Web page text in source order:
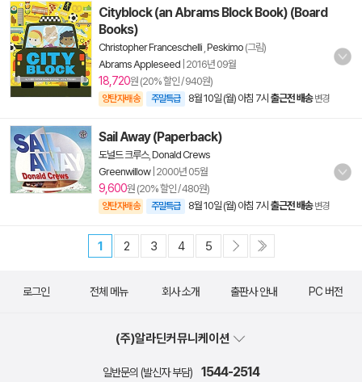
Cityblock (an Abrams Block Book) (Board
Books)
Christopher Franceschelli Peskimo (그림)
Abrams Appleseed 2016년 09월
18,720원 (20% 할인 / 940원)
양탄자배송 주말특급 8월 10일 (월) 아침 7시 출근전 배송 변경
Sail Away (Paperback)
도널드 크루스, Donald Crews
Greenwillow| 2000년 05월
9,600원 (20% 할인 / 480원)
양탄자배송 주말특급 8월 10일 (월) 아침 7시 출근전 배송 변경
1 2 3 4 5
로그인 전체 메뉴 회사 소개 출판사 안내 PC 버전
(주)알라딘커뮤니케이션
일반문의 (발신자 부담) 1544-2514